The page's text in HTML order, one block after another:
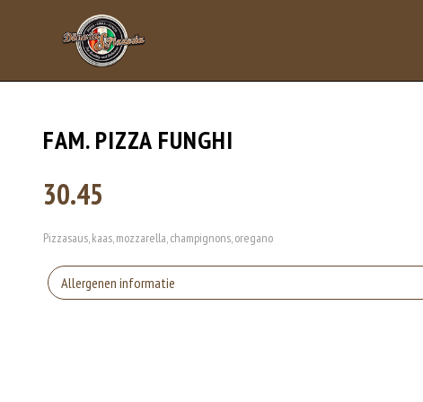
FAM. PIZZA FUNGHI
30.45
Pizzasaus, kaas, mozzarella, champignons, oregano
Allergenen informatie